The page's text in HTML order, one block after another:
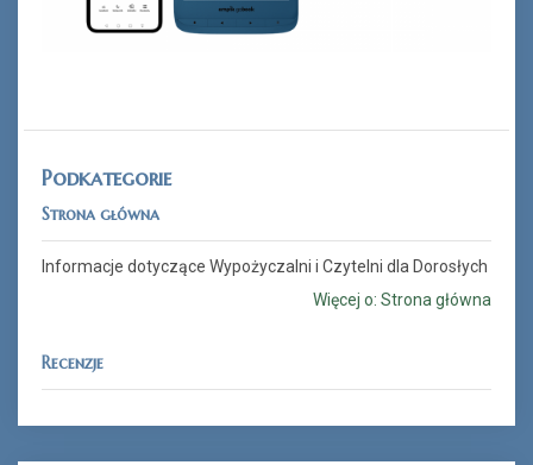
Podkategorie
Strona główna
Informacje dotyczące Wypożyczalni i Czytelni dla Dorosłych
Więcej o: Strona główna
Recenzje